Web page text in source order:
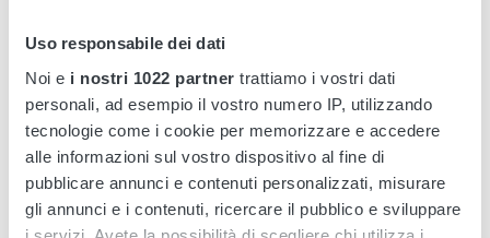
Uso responsabile dei dati
Noi e i nostri 1022 partner trattiamo i vostri dati
personali, ad esempio il vostro numero IP, utilizzando
tecnologie come i cookie per memorizzare e accedere
alle informazioni sul vostro dispositivo al fine di
pubblicare annunci e contenuti personalizzati, misurare
gli annunci e i contenuti, ricercare il pubblico e sviluppare
Downloads
Champ is a compact and waterproof battery charger for all
kinds of batteries. The ruggidized design with electronics
completely moulded will withstand very high vibrations and a
harsh environment. The charger is delivered